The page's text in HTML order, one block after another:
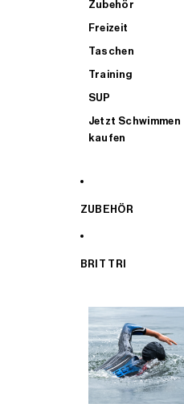
Zubehör
Freizeit
Taschen
Training
SUP
Jetzt Schwimmen
kaufen
ZUBEHÖR
BRIT TRI